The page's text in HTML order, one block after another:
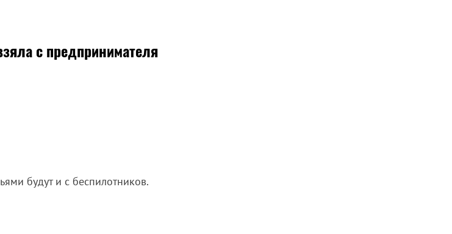
с предпринимателя
будут и с беспилотников.